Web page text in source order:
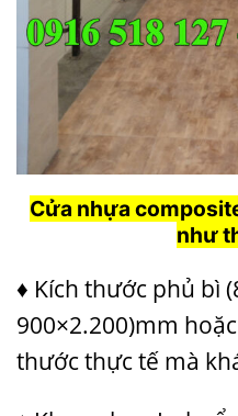
Cửa nhựa
như
♦ Kích thước phủ bì
900×2.200)mm
thước thực tế mà